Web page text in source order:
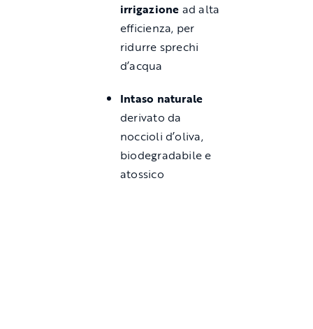
irrigazione ad alta
efficienza, per
ridurre sprechi
d’acqua
Intaso naturale
derivato da
noccioli d’oliva,
biodegradabile e
atossico